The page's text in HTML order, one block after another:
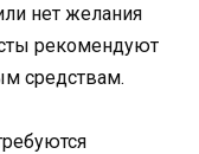
нет желания
рекомендуют
средствам.